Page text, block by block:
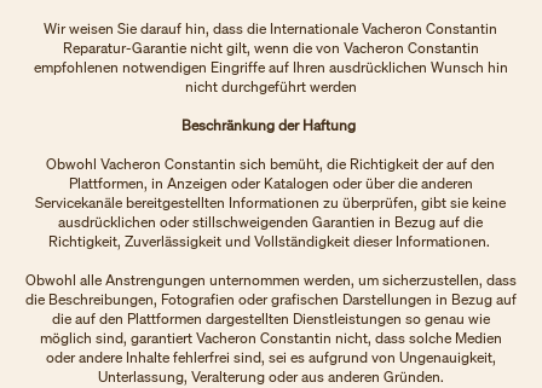
Wir weisen Sie darauf hin, dass die Internationale Vacheron Constantin
Reparatur-Garantie nicht gilt, wenn die von Vacheron Constantin
empfohlenen notwendigen Eingriffe auf Ihren ausdrücklichen Wunsch hin
nicht durchgeführt werden
Beschränkung der Haftung
Obwohl Vacheron Constantin sich bemüht, die Richtigkeit der auf den
Plattformen, in Anzeigen oder Katalogen oder über die anderen
Servicekanäle bereitgestellten Informationen zu überprüfen, gibt sie keine
ausdrücklichen oder stillschweigenden Garantien in Bezug auf die
Richtigkeit, Zuverlässigkeit und Vollständigkeit dieser Informationen.
Obwohl alle Anstrengungen unternommen werden, um sicherzustellen, dass
die Beschreibungen, Fotografien oder grafischen Darstellungen in Bezug auf
die auf den Plattformen dargestellten Dienstleistungen so genau wie
möglich sind, garantiert Vacheron Constantin nicht, dass solche Medien
oder andere Inhalte fehlerfrei sind, sei es aufgrund von Ungenauigkeit,
Unterlassung, Veralterung oder aus anderen Gründen.